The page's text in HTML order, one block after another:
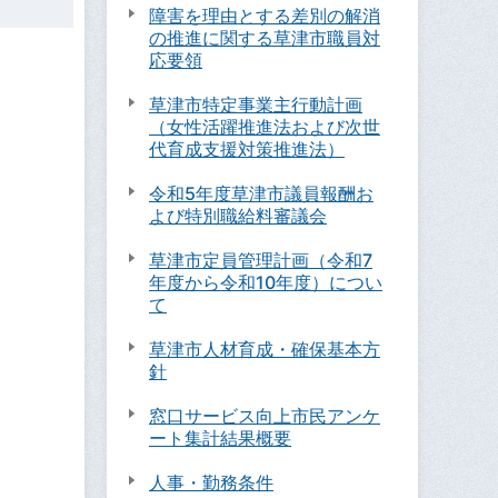
障害を理由とする差別の解消
の推進に関する草津市職員対
応要領
草津市特定事業主行動計画
（女性活躍推進法および次世
代育成支援対策推進法）
令和5年度草津市議員報酬お
よび特別職給料審議会
草津市定員管理計画（令和7
年度から令和10年度）につい
て
草津市人材育成・確保基本方
針
窓口サービス向上市民アンケ
ート集計結果概要
人事・勤務条件